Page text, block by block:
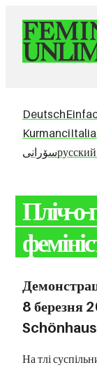
Deutsch
Kurmancî
سۆرانیрусский
Пліч-о-
8 березня
На тлі